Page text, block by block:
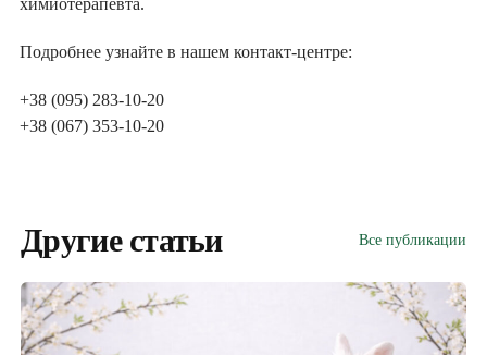
Подробнее узнайте в нашем контакт-центре:
+38 (095) 283-10-20
+38 (067) 353-10-20
Другие статьи Все публикации